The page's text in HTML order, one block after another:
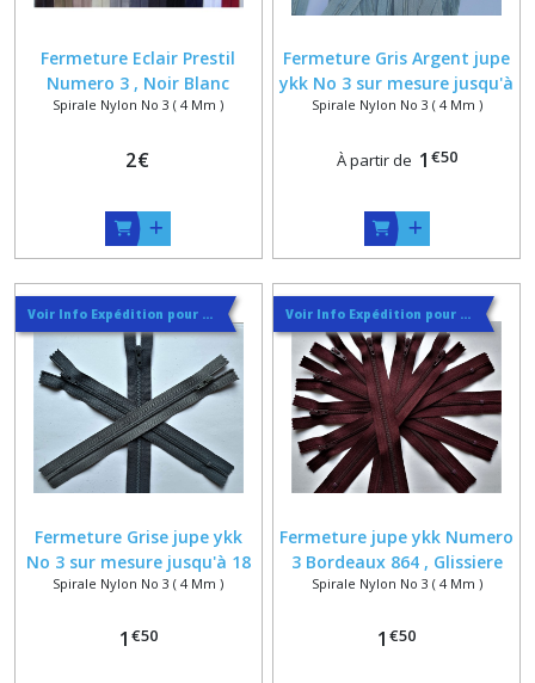
Fermeture Eclair Prestil
Numero 3 , Noir Blanc
Marine Gris Rouge Marron
Nylon 4 mm , Jupe Pantalon
18cm 20cm
Spirale Nylon No 3 ( 4 Mm )
2€
Fermeture Gris Argent jupe
ykk No 3 sur mesure jusqu'à
15 cm , Glissiere Spirale
Pantalon Leger
Spirale Nylon No 3 ( 4 Mm )
À partir de 1 €50
Voir Info Expédition pour Régler les Frais de Port au Meilleur Prix , En haut d'ecran à Droite
Fermeture Grise jupe ykk
No 3 sur mesure jusqu'à 18
cm , Glissiere Spirale Nylon
Leger
Spirale Nylon No 3 ( 4 Mm )
1 €50
Voir Info Expédition pour Régler les Frais de Port au Meilleur Prix , En haut d'ecran à Droite
Fermeture jupe ykk Numero
3 Bordeaux 864 , Glissiere
Spirale Nylon 4 x 1.8 mm ,
cm
Spirale Nylon No 3 ( 4 Mm )
1 €50